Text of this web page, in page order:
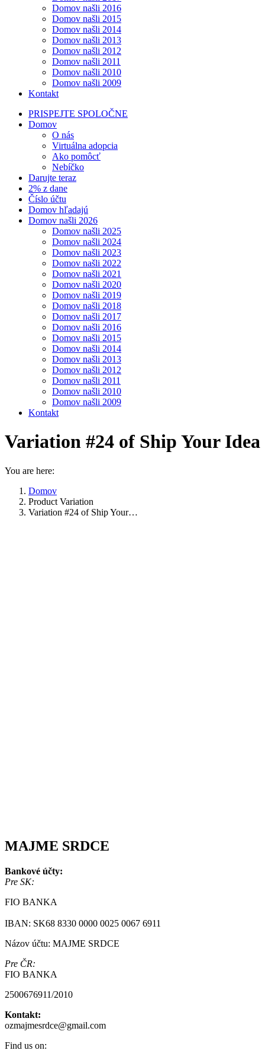
Domov našli 2016
Domov našli 2015
Domov našli 2014
Domov našli 2013
Domov našli 2012
Domov našli 2011
Domov našli 2010
Domov našli 2009
Kontakt
PRISPEJTE SPOLOČNE
Domov
O nás
Virtuálna adopcia
Ako pomôcť
Nebíčko
Darujte teraz
2% z dane
Číslo účtu
Domov hľadajú
Domov našli 2026
Domov našli 2025
Domov našli 2024
Domov našli 2023
Domov našli 2022
Domov našli 2021
Domov našli 2020
Domov našli 2019
Domov našli 2018
Domov našli 2017
Domov našli 2016
Domov našli 2015
Domov našli 2014
Domov našli 2013
Domov našli 2012
Domov našli 2011
Domov našli 2010
Domov našli 2009
Kontakt
Variation #24 of Ship Your Idea
You are here:
Domov
Product Variation
Variation #24 of Ship Your…
MAJME SRDCE
Bankové účty:
Pre SK:
FIO BANKA
IBAN: SK68 8330 0000 0025 0067 6911
Názov účtu: MAJME SRDCE
Pre ČR:
FIO BANKA
2500676911/2010
Kontakt:
ozmajmesrdce@gmail.com
Find us on: